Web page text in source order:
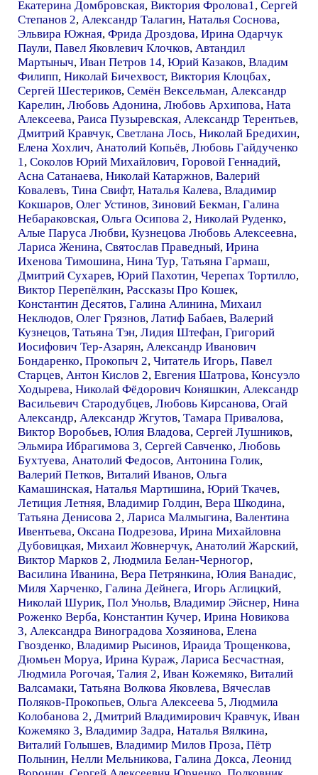
Екатерина Домбровская, Виктория Фролова1, Сергей
Степанов 2, Александр Талагин, Наталья Соснова,
Эльвира Южная, Фрида Дроздова, Ирина Одарчук
Паули, Павел Яковлевич Клочков, Автандил
Мартыныч, Иван Петров 14, Юрий Казаков, Владим
Филипп, Николай Бичехвост, Виктория Клоцбах,
Сергей Шестериков, Семён Вексельман, Александр
Карелин, Любовь Адонина, Любовь Архипова, Ната
Алексеева, Раиса Пузыревская, Александр Терентьев,
Дмитрий Кравчук, Светлана Лось, Николай Бредихин,
Елена Хохлич, Анатолий Копьёв, Любовь Гайдученко
1, Соколов Юрий Михайлович, Горовой Геннадий,
Асна Сатанаева, Николай Катаржнов, Валерий
Ковалевъ, Тина Свифт, Наталья Калева, Владимир
Кокшаров, Олег Устинов, Зиновий Бекман, Галина
Небараковская, Ольга Осипова 2, Николай Руденко,
Алые Паруса Любви, Кузнецова Любовь Алексеевна,
Лариса Женина, Святослав Праведный, Ирина
Ихенова Тимошина, Нина Тур, Татьяна Гармаш,
Дмитрий Сухарев, Юрий Пахотин, Черепах Тортилло,
Виктор Перепёлкин, Рассказы Про Кошек,
Константин Десятов, Галина Алинина, Михаил
Неклюдов, Олег Грязнов, Латиф Бабаев, Валерий
Кузнецов, Татьяна Тэн, Лидия Штефан, Григорий
Иосифович Тер-Азарян, Александр Иванович
Бондаренко, Прокопыч 2, Читатель Игорь, Павел
Старцев, Антон Кислов 2, Евгения Шатрова, Консуэло
Ходырева, Николай Фёдорович Коняшкин, Александр
Васильевич Стародубцев, Любовь Кирсанова, Огай
Александр, Александр Жгутов, Тамара Привалова,
Виктор Воробьев, Юлия Владова, Сергей Лушников,
Эльмира Ибрагимова 3, Сергей Савченко, Любовь
Бухтуева, Анатолий Федосов, Антонина Голик,
Валерий Петков, Виталий Иванов, Ольга
Камашинская, Наталья Мартишина, Юрий Ткачев,
Летиция Летняя, Владимир Голдин, Вера Шкодина,
Татьяна Денисова 2, Лариса Малмыгина, Валентина
Ивентьева, Оксана Подрезова, Ирина Михайловна
Дубовицкая, Михаил Жовнерчук, Анатолий Жарский,
Виктор Марков 2, Людмила Белан-Черногор,
Василина Иванина, Вера Петрянкина, Юлия Ванадис,
Миля Харченко, Галина Дейнега, Игорь Аглицкий,
Николай Шурик, Пол Унольв, Владимир Эйснер, Нина
Роженко Верба, Константин Кучер, Ирина Новикова
3, Александра Виноградова Хозяинова, Елена
Гвозденко, Владимир Рысинов, Ираида Трощенкова,
Дюмьен Моруа, Ирина Кураж, Лариса Бесчастная,
Людмила Рогочая, Талия 2, Иван Кожемяко, Виталий
Валсамаки, Татьяна Волкова Яковлева, Вячеслав
Поляков-Прокопьев, Ольга Алексеева 5, Людмила
Колобанова 2, Дмитрий Владимирович Кравчук, Иван
Кожемяко 3, Владимир Задра, Наталья Вялкина,
Виталий Голышев, Владимир Милов Проза, Пётр
Полынин, Нелли Мельникова, Галина Докса, Леонид